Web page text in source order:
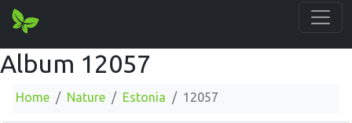
Album 12057
Home Nature Estonia 12057